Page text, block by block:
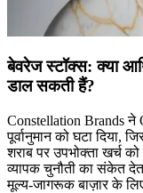
बेवरेज स्टॉक्स: क्या
डाल सकती हैं?
Constellation Brands ने
पूर्वानुमान को घटा
शराब पर उपभोक्ता खर्च
व्यापक चुनौती का संकेत
मूल्य-जागरूक बाज़ार के